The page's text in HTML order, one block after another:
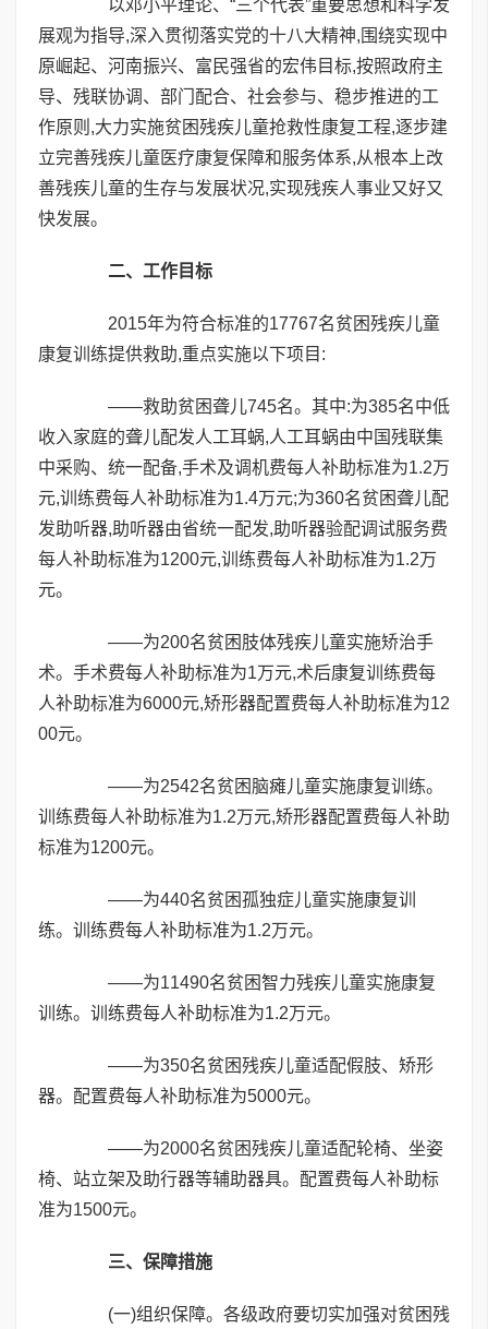
以邓小平理论、“三个代表”重要思想和科学发
展观为指导,深入贯彻落实党的十八大精神,围绕实现中
原崛起、河南振兴、富民强省的宏伟目标,按照政府主
导、残联协调、部门配合、社会参与、稳步推进的工
作原则,大力实施贫困残疾儿童抢救性康复工程,逐步建
立完善残疾儿童医疗康复保障和服务体系,从根本上改
善残疾儿童的生存与发展状况,实现残疾人事业又好又
快发展。
二、工作目标
2015年为符合标准的17767名贫困残疾儿童
康复训练提供救助,重点实施以下项目:
——救助贫困聋儿745名。其中:为385名中低
收入家庭的聋儿配发人工耳蜗,人工耳蜗由中国残联集
中采购、统一配备,手术及调机费每人补助标准为1.2万
元,训练费每人补助标准为1.4万元;为360名贫困聋儿配
发助听器,助听器由省统一配发,助听器验配调试服务费
每人补助标准为1200元,训练费每人补助标准为1.2万
元。
——为200名贫困肢体残疾儿童实施矫治手
术。手术费每人补助标准为1万元,术后康复训练费每
人补助标准为6000元,矫形器配置费每人补助标准为12
00元。
——为2542名贫困脑瘫儿童实施康复训练。
训练费每人补助标准为1.2万元,矫形器配置费每人补助
标准为1200元。
——为440名贫困孤独症儿童实施康复训
练。训练费每人补助标准为1.2万元。
——为11490名贫困智力残疾儿童实施康复
训练。训练费每人补助标准为1.2万元。
——为350名贫困残疾儿童适配假肢、矫形
器。配置费每人补助标准为5000元。
——为2000名贫困残疾儿童适配轮椅、坐姿
椅、站立架及助行器等辅助器具。配置费每人补助标
准为1500元。
三、保障措施
(一)组织保障。各级政府要切实加强对贫困残